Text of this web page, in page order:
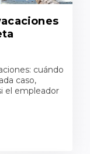
cuándo
caso,
el empleador